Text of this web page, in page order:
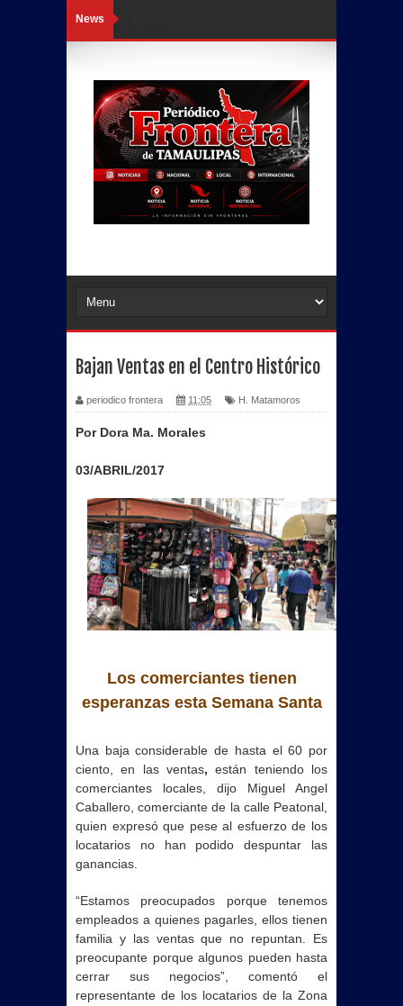
News
Bajan Ventas en el Centro Histórico
periodico frontera 11:05 H. Matamoros
Por Dora Ma. Morales
03/ABRIL/2017
Los comerciantes tienen
esperanzas esta Semana Santa
Una baja considerable de hasta el 60 por
ciento, en las ventas, están teniendo los
comerciantes locales, dijo Miguel Angel
Caballero, comerciante de la calle Peatonal,
quien expresó que pese al esfuerzo de los
locatarios no han podido despuntar las
ganancias.
“Estamos preocupados porque tenemos
empleados a quienes pagarles, ellos tienen
familia y las ventas que no repuntan. Es
preocupante porque algunos pueden hasta
cerrar sus negocios”, comentó el
representante de los locatarios de la Zona